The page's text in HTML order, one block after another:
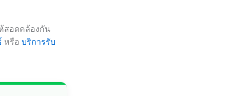
สอดคล้องกัน
หรือ บริการรับ